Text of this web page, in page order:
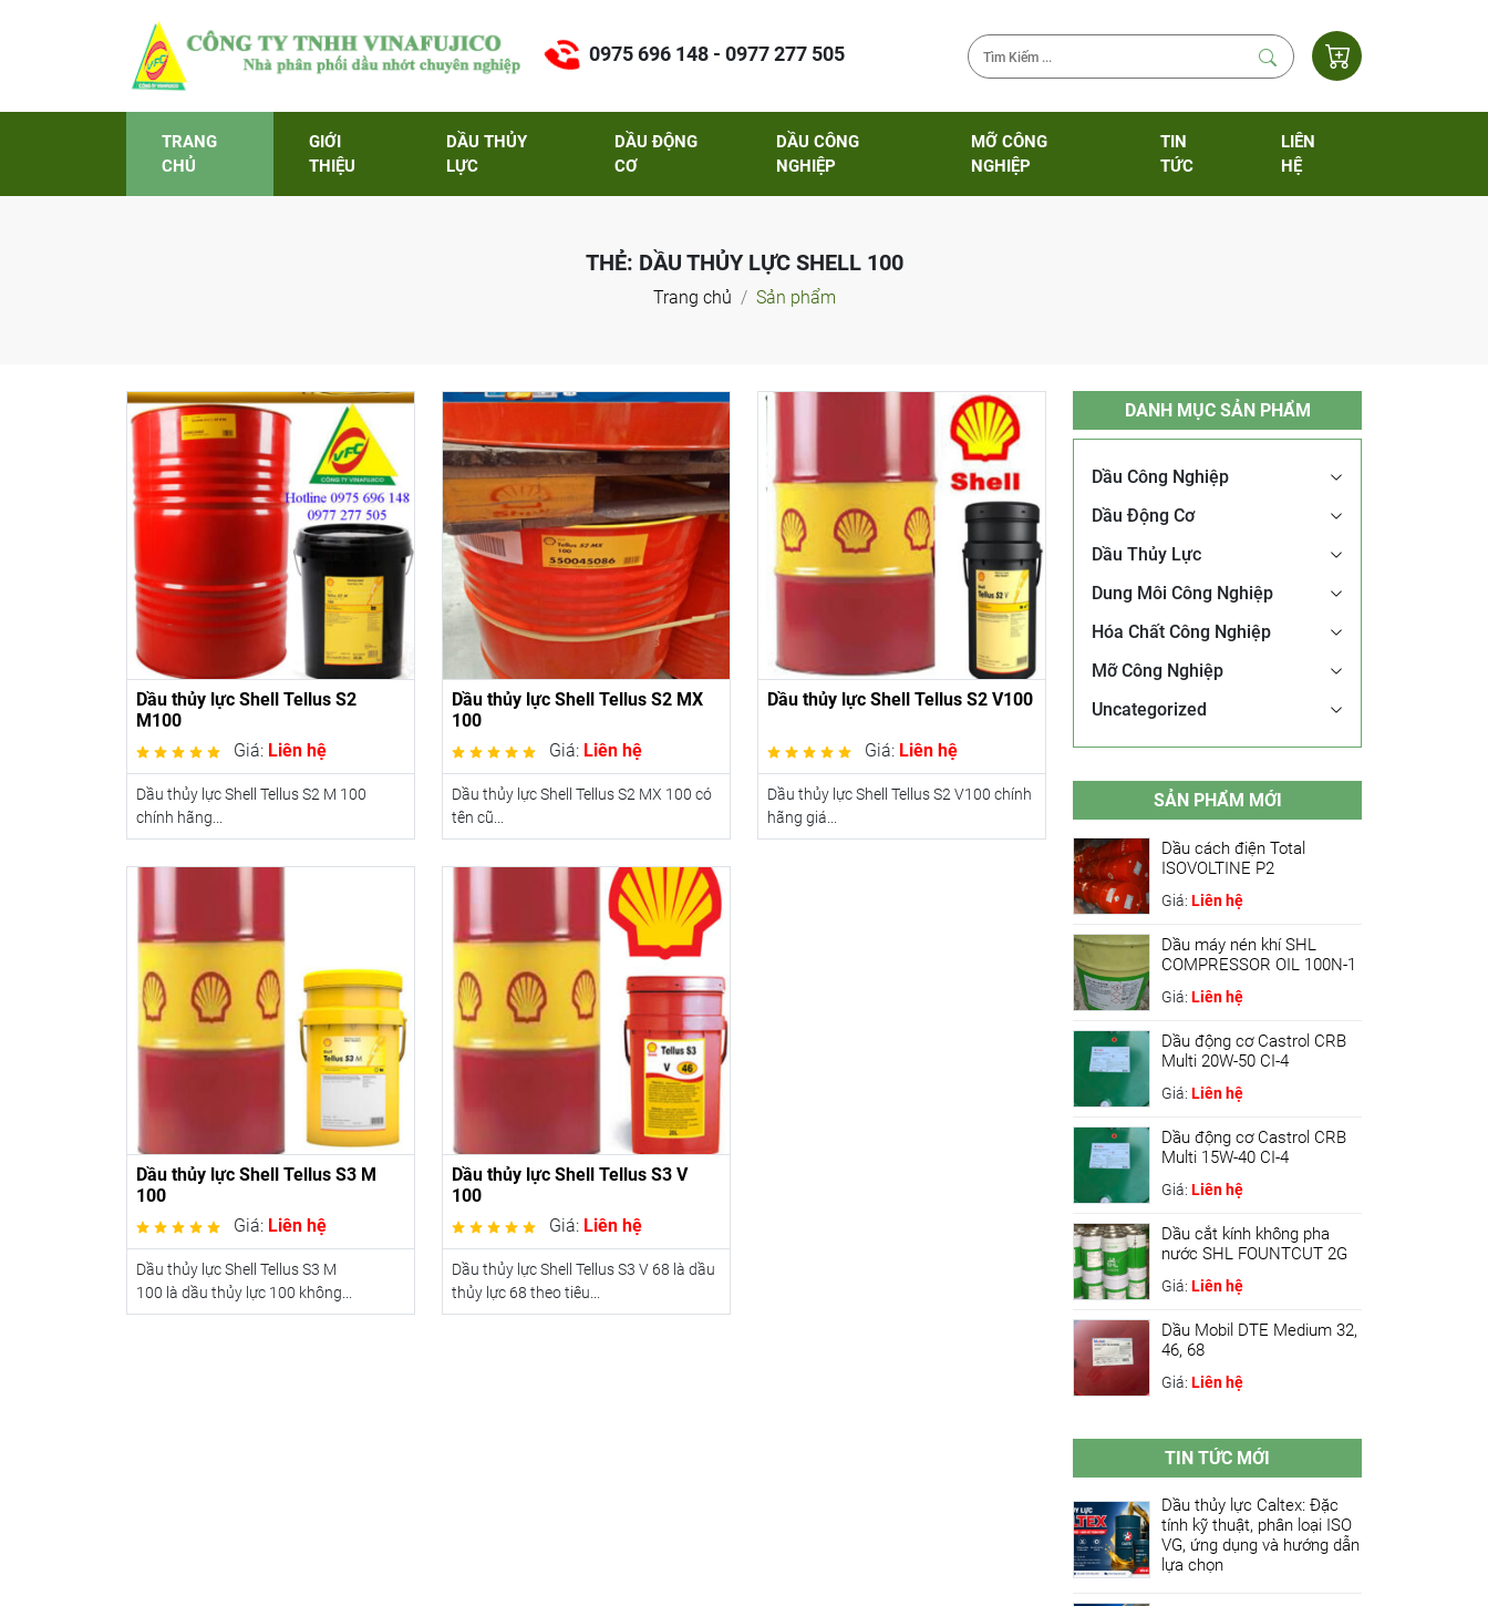
0975 696 148 - 0977 277 505
TRANG
CHỦ
GIỚI
THIỆU
DẦU THỦY
LỰC
DẦU ĐỘNG
CƠ
DẦU CÔNG
NGHIỆP
MỠ CÔNG
NGHIỆP
TIN
TỨC
LIÊN
HỆ
THẺ: DẦU THỦY LỰC SHELL 100
Trang chủ Sản phẩm
Dầu thủy lực Shell Tellus S2
M100
Giá: Liên hệ
Dầu thủy lực Shell Tellus S2 M 100
chính hãng...
Dầu thủy lực Shell Tellus S2 MX
100
Giá: Liên hệ
Dầu thủy lực Shell Tellus S2 MX 100 có
tên cũ...
Dầu thủy lực Shell Tellus S2 V100
Giá: Liên hệ
Dầu thủy lực Shell Tellus S2 V100 chính
hãng giá...
Dầu thủy lực Shell Tellus S3 M
100
Giá: Liên hệ
Dầu thủy lực Shell Tellus S3 M
100 là dầu thủy lực 100 không...
Dầu thủy lực Shell Tellus S3 V
100
Giá: Liên hệ
Dầu thủy lực Shell Tellus S3 V 68 là dầu
thủy lực 68 theo tiêu...
DANH MỤC SẢN PHẨM
Dầu Công Nghiệp
Dầu Động Cơ
Dầu Thủy Lực
Dung Môi Công Nghiệp
Hóa Chất Công Nghiệp
Mỡ Công Nghiệp
Uncategorized
SẢN PHẨM MỚI
Dầu cách điện Total
ISOVOLTINE P2
Giá: Liên hệ
Dầu máy nén khí SHL
COMPRESSOR OIL 100N-1
Giá: Liên hệ
Dầu động cơ Castrol CRB
Multi 20W-50 CI-4
Giá: Liên hệ
Dầu động cơ Castrol CRB
Multi 15W-40 CI-4
Giá: Liên hệ
Dầu cắt kính không pha
nước SHL FOUNTCUT 2G
Giá: Liên hệ
Dầu Mobil DTE Medium 32,
46, 68
Giá: Liên hệ
TIN TỨC MỚI
Dầu thủy lực Caltex: Đặc
tính kỹ thuật, phân loại ISO
VG, ứng dụng và hướng dẫn
lựa chọn